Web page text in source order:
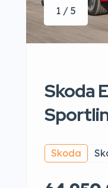
1 / 5
Skoda
Skoda